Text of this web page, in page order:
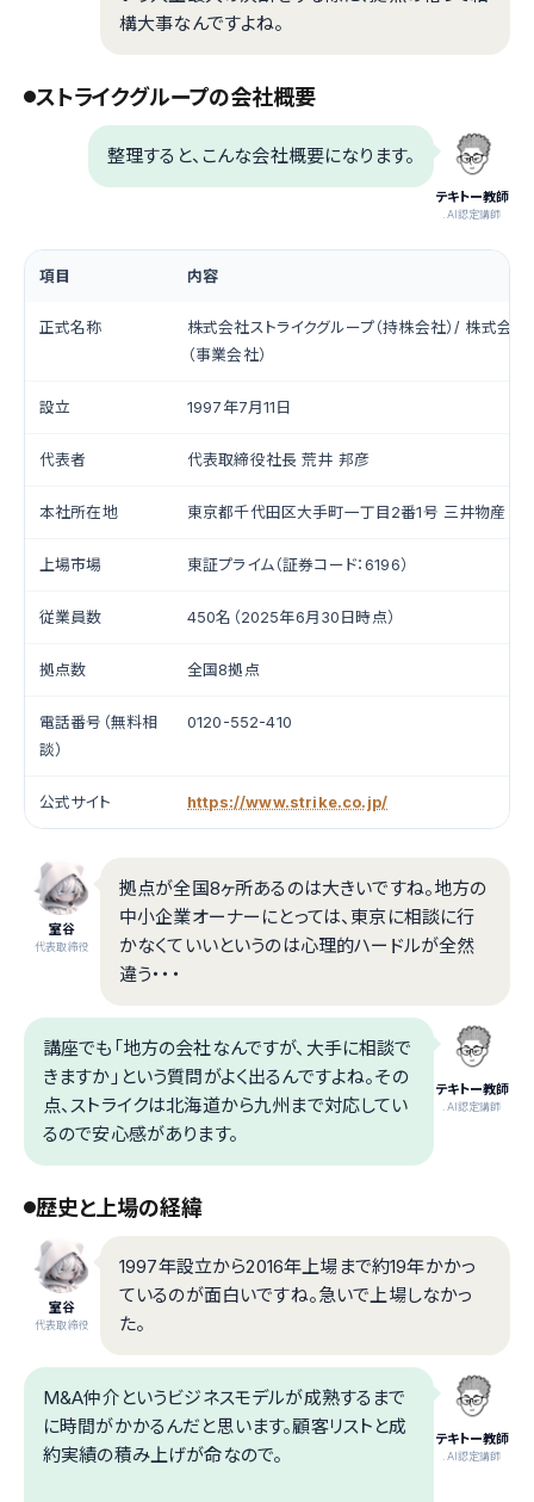
構大事なんですよね。
ストライクグループの会社概要
テキトー教師
.AI認定講師
整理すると、こんな会社概要になります。
項目 内容
正式名称
株式会社ストライクグループ（持株会社）/ 株式会社
（事業会社）
設立 1997年7月11日
代表者 代表取締役社長 荒井 邦彦
本社所在地 東京都千代田区大手町一丁目2番1号 三井物産ビ
上場市場 東証プライム（証券コード：6196）
従業員数 450名（2025年6月30日時点）
拠点数 全国8拠点
電話番号（無料相
談）
0120-552-410
公式サイト https://www.strike.co.jp/
室谷
代表取締役
拠点が全国8ヶ所あるのは大きいですね。地方の
中小企業オーナーにとっては、東京に相談に行
かなくていいというのは心理的ハードルが全然
違う・・・
テキトー教師
.AI認定講師
講座でも「地方の会社なんですが、大手に相談で
きますか」という質問がよく出るんですよね。その
点、ストライクは北海道から九州まで対応してい
るので安心感があります。
歴史と上場の経緯
室谷
代表取締役
1997年設立から2016年上場まで約19年かかっ
ているのが面白いですね。急いで上場しなかっ
た。
テキトー教師
.AI認定講師
M&A仲介というビジネスモデルが成熟するまで
に時間がかかるんだと思います。顧客リストと成
約実績の積み上げが命なので。